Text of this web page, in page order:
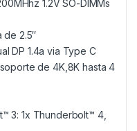
1.2V SO-DIMMs
de 2.5″
DP 1.4a via Type C
de 4K,8K hasta 4
3: 1x Thunderbolt™ 4,